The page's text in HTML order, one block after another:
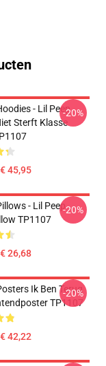
- Lil Peep
Sterft Klasse
45,95
-20%
- Lil Peep
TP1107
26,68
-20%
Ik Ben Terug
TP1107
42,22
-20%